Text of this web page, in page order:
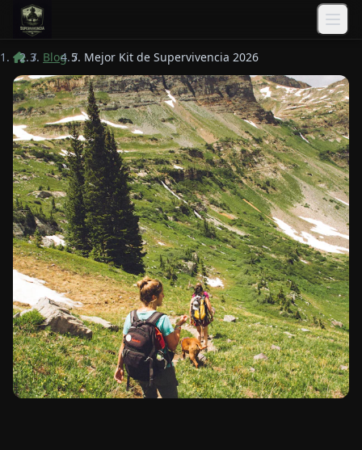
Saltar al contenido principal
/ Blog / Mejor Kit de Supervivencia 2026